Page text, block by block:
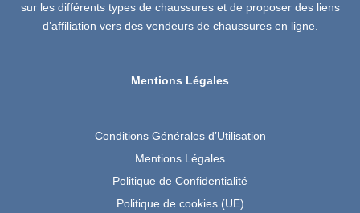
sur les différents types de chaussures et de proposer des liens
d’affiliation vers des vendeurs de chaussures en ligne.
Mentions Légales
Conditions Générales d’Utilisation
Mentions Légales
Politique de Confidentialité
Politique de cookies (UE)